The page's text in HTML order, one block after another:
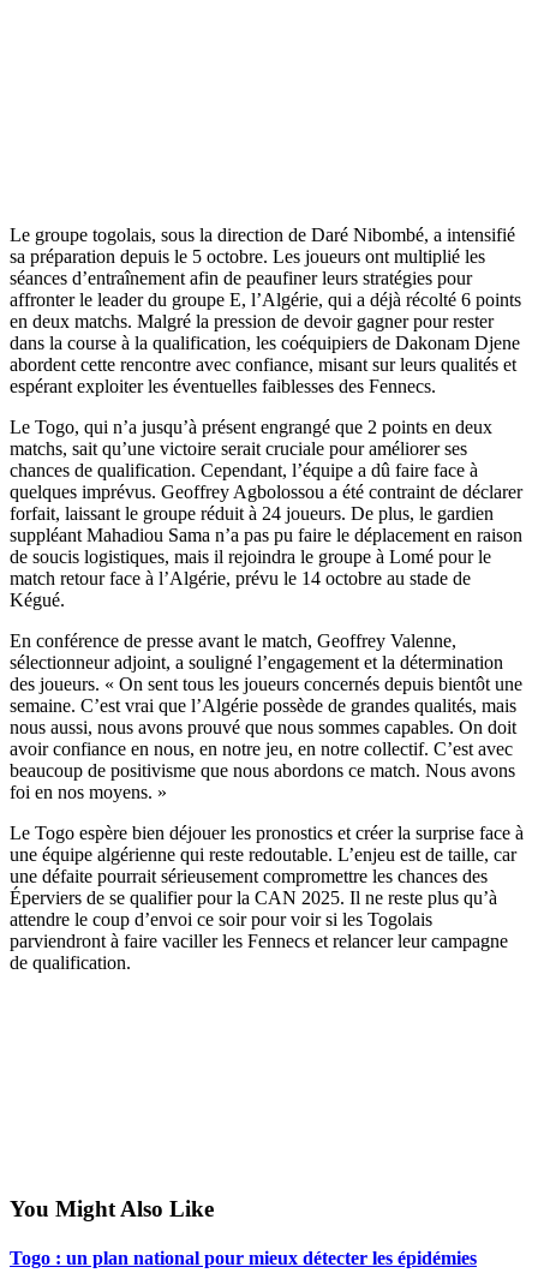
Le groupe togolais, sous la direction de Daré Nibombé, a intensifié
sa préparation depuis le 5 octobre. Les joueurs ont multiplié les
séances d’entraînement afin de peaufiner leurs stratégies pour
affronter le leader du groupe E, l’Algérie, qui a déjà récolté 6 points
en deux matchs. Malgré la pression de devoir gagner pour rester
dans la course à la qualification, les coéquipiers de Dakonam Djene
abordent cette rencontre avec confiance, misant sur leurs qualités et
espérant exploiter les éventuelles faiblesses des Fennecs.
Le Togo, qui n’a jusqu’à présent engrangé que 2 points en deux
matchs, sait qu’une victoire serait cruciale pour améliorer ses
chances de qualification. Cependant, l’équipe a dû faire face à
quelques imprévus. Geoffrey Agbolossou a été contraint de déclarer
forfait, laissant le groupe réduit à 24 joueurs. De plus, le gardien
suppléant Mahadiou Sama n’a pas pu faire le déplacement en raison
de soucis logistiques, mais il rejoindra le groupe à Lomé pour le
match retour face à l’Algérie, prévu le 14 octobre au stade de
Kégué.
En conférence de presse avant le match, Geoffrey Valenne,
sélectionneur adjoint, a souligné l’engagement et la détermination
des joueurs. « On sent tous les joueurs concernés depuis bientôt une
semaine. C’est vrai que l’Algérie possède de grandes qualités, mais
nous aussi, nous avons prouvé que nous sommes capables. On doit
avoir confiance en nous, en notre jeu, en notre collectif. C’est avec
beaucoup de positivisme que nous abordons ce match. Nous avons
foi en nos moyens. »
Le Togo espère bien déjouer les pronostics et créer la surprise face à
une équipe algérienne qui reste redoutable. L’enjeu est de taille, car
une défaite pourrait sérieusement compromettre les chances des
Éperviers de se qualifier pour la CAN 2025. Il ne reste plus qu’à
attendre le coup d’envoi ce soir pour voir si les Togolais
parviendront à faire vaciller les Fennecs et relancer leur campagne
de qualification.
You Might Also Like
Togo : un plan national pour mieux détecter les épidémies